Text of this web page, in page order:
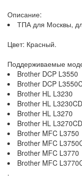
Описание:
ТПА для Москвы,
Цвет: Красный.
Поддерживаемые
Brother DCP L3550
Brother DCP
Brother HL L3230
Brother HL
Brother HL L3270
Brother HL
Brother MFC L3750
Brother MFC
Brother MFC L3770
Brother MFC
.